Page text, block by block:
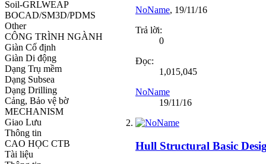
Soil-GRLWEAP
BOCAD/SM3D/PDMS
Other
CÔNG TRÌNH NGÀNH
Giàn Cố định
Giàn Di động
Dạng Trụ mềm
Dạng Subsea
Dạng Drilling
Cảng, Bảo vệ bờ
MECHANISM
Giao Lưu
Thông tin
CAO HỌC CTB
Tài liệu
NoName, 19/11/16
Trả lời:
0
Đọc:
1,015,045
NoName
19/11/16
Hull Structural Basic